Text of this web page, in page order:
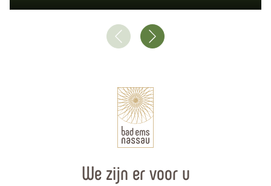
We zijn er voor u